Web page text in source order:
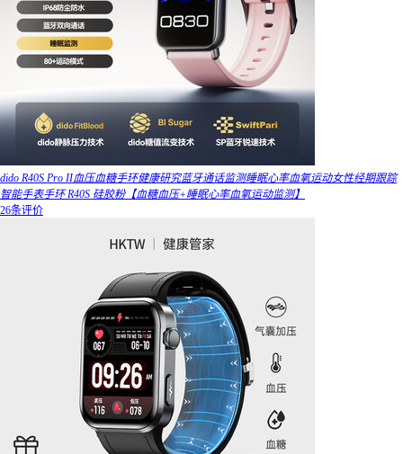
dido R40S Pro II血压血糖手环健康研究蓝牙通话监测睡眠心率血氧运动女性经期跟踪
智能手表手环 R40S 硅胶粉【血糖血压+睡眠心率血氧运动监测】
26条评价